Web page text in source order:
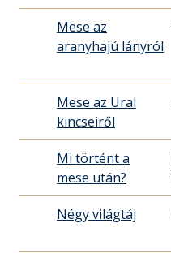
Mese az
aranyhajú lányról
Mese az Ural
kincseiről
Mi történt a
mese után?
Négy világtáj